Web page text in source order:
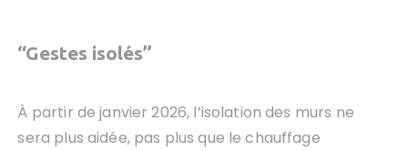
“Gestes isolés”
À partir de janvier 2026, l’isolation des murs ne
sera plus aidée, pas plus que le chauffage